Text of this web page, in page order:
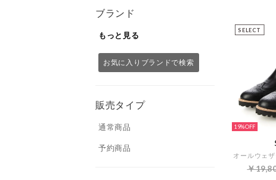
ブランド
もっと見る
お気に入りブランドで検索
販売タイプ
通常商品
予約商品
SELECT
19%
￥